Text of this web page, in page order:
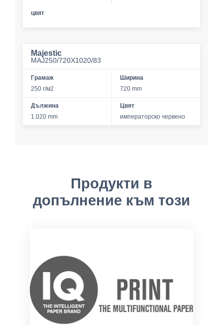
цвят
Majestic
MAJ250/720X1020/83
Грамаж
250 г/м2
Ширина
720 mm
Дължина
1.020 mm
Цвят
императорско червено
Продукти в
допълнение към този